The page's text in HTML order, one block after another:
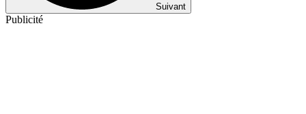
Suivant
Publicité